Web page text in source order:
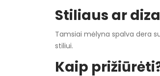
Stiliaus ar
Tamsiai mėlyna spalva dera
stiliui.
Kaip